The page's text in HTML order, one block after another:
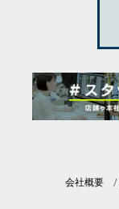
会社概要